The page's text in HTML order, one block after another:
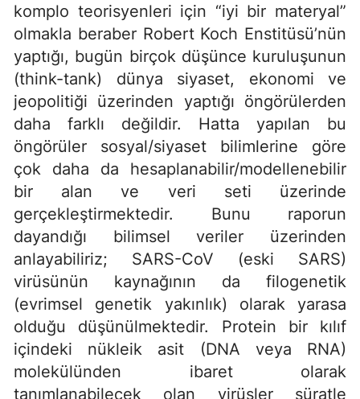
komplo teorisyenleri için “iyi bir materyal”
olmakla beraber Robert Koch Enstitüsü’nün
yaptığı, bugün birçok düşünce kuruluşunun
(think-tank) dünya siyaset, ekonomi ve
jeopolitiği üzerinden yaptığı öngörülerden
daha farklı değildir. Hatta yapılan bu
öngörüler sosyal/siyaset bilimlerine göre
çok daha da hesaplanabilir/modellenebilir
bir alan ve veri seti üzerinde
gerçekleştirmektedir. Bunu raporun
dayandığı bilimsel veriler üzerinden
anlayabiliriz; SARS-CoV (eski SARS)
virüsünün kaynağının da filogenetik
(evrimsel genetik yakınlık) olarak yarasa
olduğu düşünülmektedir. Protein bir kılıf
içindeki nükleik asit (DNA veya RNA)
molekülünden ibaret olarak
tanımlanabilecek olan virüsler süratle